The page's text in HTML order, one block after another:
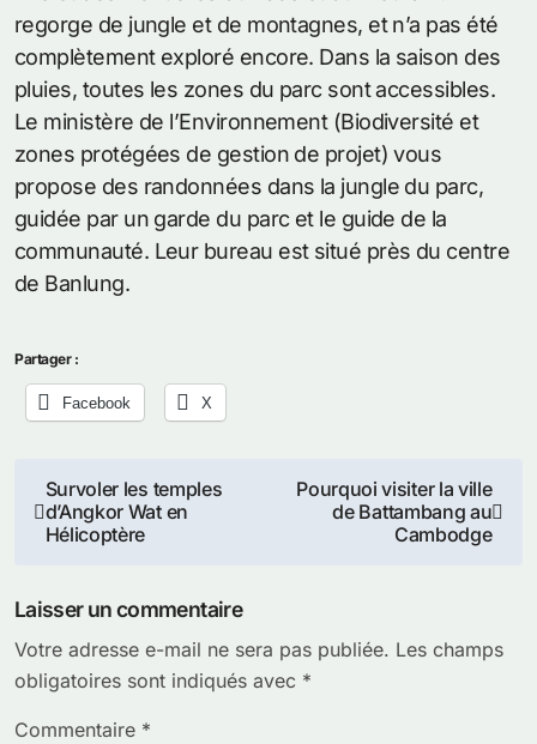
regorge de jungle et de montagnes, et n’a pas été
complètement exploré encore. Dans la saison des
pluies, toutes les zones du parc sont accessibles.
Le ministère de l’Environnement (Biodiversité et
zones protégées de gestion de projet) vous
propose des randonnées dans la jungle du parc,
guidée par un garde du parc et le guide de la
communauté. Leur bureau est situé près du centre
de Banlung.
Partager :
Facebook X
Navigation
de
l’article
Survoler les temples
d’Angkor Wat en
Hélicoptère
Pourquoi visiter la ville
de Battambang au
Cambodge
Laisser un commentaire
Votre adresse e-mail ne sera pas publiée. Les champs
obligatoires sont indiqués avec *
Commentaire *